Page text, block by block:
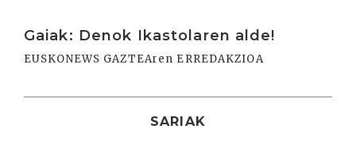
Gaiak: Denok Ikastolaren alde!
EUSKONEWS GAZTEAren ERREDAKZIOA
SARIAK